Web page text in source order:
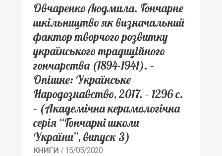
Овчаренко Людмила. Гончарне
шкільництво як визначальний
фактор творчого розвитку
українського традиційного
гончарства (1894-1941). –
Опішне: Українське
Народознавство, 2017. – 1296 с.
– (Академічна керамологічна
серія “Гончарні школи
України”, випуск 3)
КНИГИ / 15/05/2020